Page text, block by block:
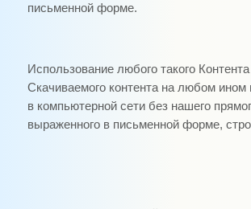
письменной форме.
Использование любого такого
Скачиваемого контента на любом ином
в компьютерной сети без нашего
выраженного в письменной форме,